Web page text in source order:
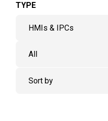
TYPE